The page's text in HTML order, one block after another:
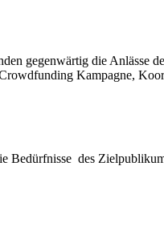
gegenwärtig die Anlässe
Kampagne,
Bedürfnisse des